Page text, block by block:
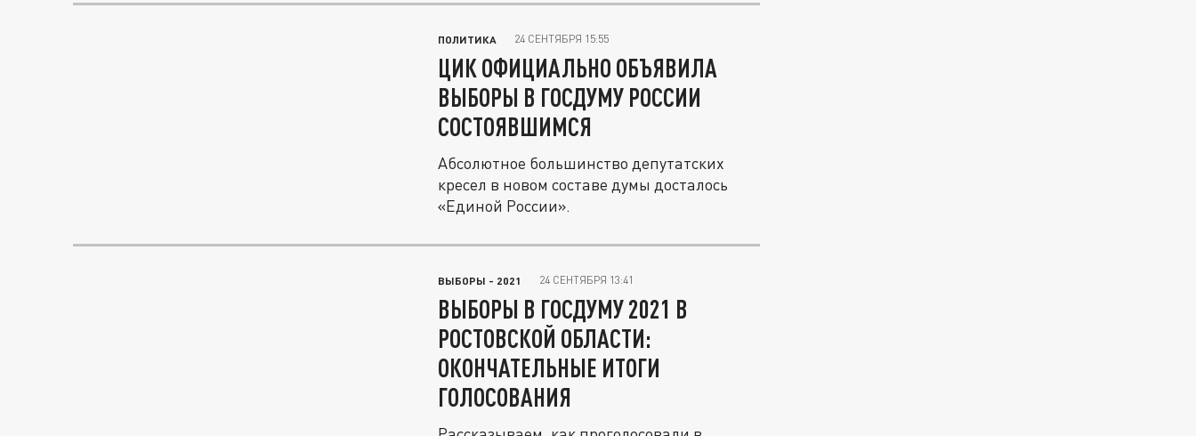
ПОЛИТИКА 24 СЕНТЯБРЯ 15:55
ЦИК ОФИЦИАЛЬНО ОБЪЯВИЛА
ВЫБОРЫ В ГОСДУМУ РОССИИ
СОСТОЯВШИМСЯ
Абсолютное большинство депутатских
кресел в новом составе думы досталось
«Единой России».
ВЫБОРЫ - 2021 24 СЕНТЯБРЯ 13:41
ВЫБОРЫ В ГОСДУМУ 2021 В
РОСТОВСКОЙ ОБЛАСТИ:
ОКОНЧАТЕЛЬНЫЕ ИТОГИ
ГОЛОСОВАНИЯ